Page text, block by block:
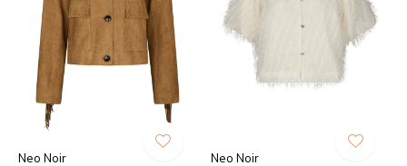
Neo Noir Neo Noir